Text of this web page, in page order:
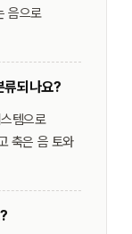
음으로
류되나요?
템으로
축은 음 토와